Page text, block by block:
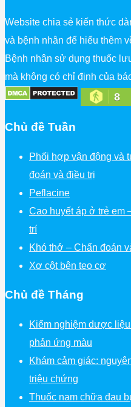
Website chia sẻ kiến thức
và bệnh nhân để hiểu thêm
Bệnh nhân sử dụng thuốc
mà không có chỉ định của
8
Chủ đề Tuần
Phối hợp vận động và
đoán và điều trị
Peflacine
Cao huyết áp ở trẻ em
trí
Khó thở – Chẩn đoán
Xơ cột bên teo cơ
Chủ đề Tháng
Kiểm nghiệm dược
phản ứng màu
Khám cảm giác:
triệu chứng
Thuốc nam chữa đau